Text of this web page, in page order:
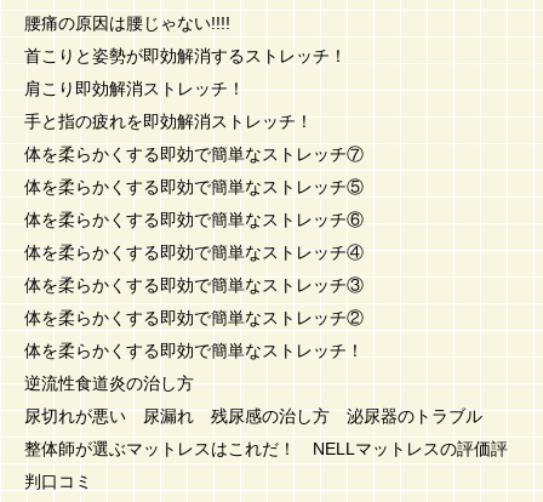
腰痛の原因は腰じゃない!!!!
首こりと姿勢が即効解消するストレッチ！
肩こり即効解消ストレッチ！
手と指の疲れを即効解消ストレッチ！
体を柔らかくする即効で簡単なストレッチ⑦
体を柔らかくする即効で簡単なストレッチ⑤
体を柔らかくする即効で簡単なストレッチ⑥
体を柔らかくする即効で簡単なストレッチ④
体を柔らかくする即効で簡単なストレッチ③
体を柔らかくする即効で簡単なストレッチ②
体を柔らかくする即効で簡単なストレッチ！
逆流性食道炎の治し方
尿切れが悪い 尿漏れ 残尿感の治し方 泌尿器のトラブル
整体師が選ぶマットレスはこれだ！ NELLマットレスの評価評
判口コミ